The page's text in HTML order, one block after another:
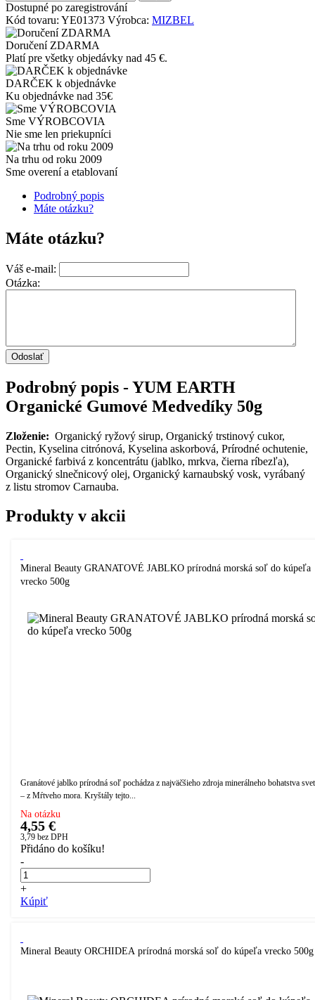
Dostupné po zaregistrování
Kód tovaru: YE01373 Výrobca: MIZBEL
Doručení ZDARMA
Platí pre všetky objedávky nad 45 €.
DARČEK k objednávke
Ku objednávke nad 35€
Sme VÝROBCOVIA
Nie sme len priekupníci
Na trhu od roku 2009
Sme overení a etablovaní
Podrobný popis
Máte otázku?
Máte otázku?
Váš e-mail:
Otázka:
Podrobný popis - YUM EARTH
Organické Gumové Medvedíky 50g
Zloženie: Organický ryžový sirup, Organický trstinový cukor,
Pectin, Kyselina citrónová, Kyselina askorbová, Prírodné ochutenie,
Organické farbivá z koncentrátu (jablko, mrkva, čierna ríbezľa),
Organický slnečnicový olej, Organický karnaubský vosk, vyrábaný
z listu stromov Carnauba.
Produkty v akcii
Mineral Beauty GRANATOVÉ JABLKO prírodná morská soľ do kúpeľa
vrecko 500g
Granátové jablko prírodná soľ pochádza z najväčšieho zdroja minerálneho bohatstva
– z Mŕtveho mora. Kryštály tejto...
Na otázku
4,55 €
3,79 bez DPH
Přidáno do košíku!
-
+
Kúpiť
Mineral Beauty ORCHIDEA prírodná morská soľ do kúpeľa vrecko 500g